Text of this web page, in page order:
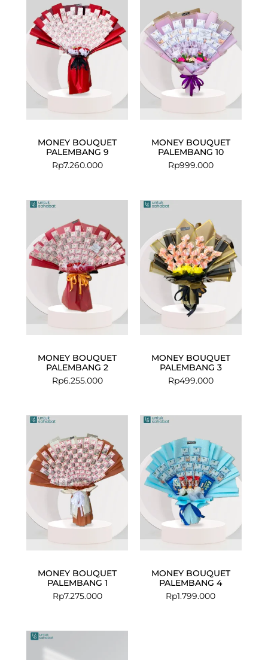
MONEY BOUQUET
PALEMBANG 9
Rp7.260.000
MONEY BOUQUET
PALEMBANG 10
Rp999.000
MONEY BOUQUET
PALEMBANG 2
Rp6.255.000
MONEY BOUQUET
PALEMBANG 3
Rp499.000
MONEY BOUQUET
PALEMBANG 1
Rp7.275.000
MONEY BOUQUET
PALEMBANG 4
Rp1.799.000